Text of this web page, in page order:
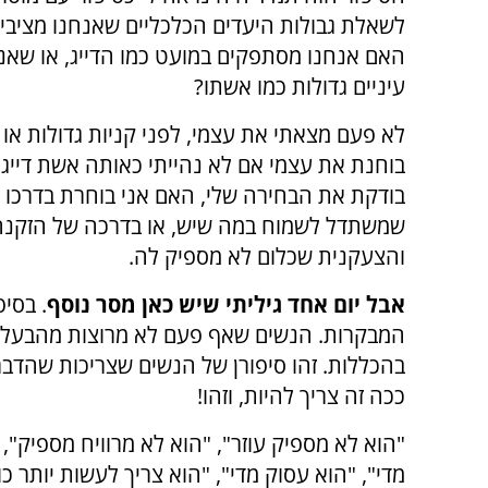
לשאלת גבולות היעדים הכלכליים שאנחנו
האם אנחנו מסתפקים במועט כמו הדייג, או
עיניים גדולות כמו אשתו?
לא פעם מצאתי את עצמי, לפני קניות גדולות
בוחנת את עצמי אם לא נהייתי כאותה אשת
בודקת את הבחירה שלי, האם אני בוחרת בדרכו
שמשתדל לשמוח במה שיש, או בדרכה של
והצעקנית שכלום לא מספיק לה.
אבל יום אחד גיליתי שיש כאן מסר נוסף.
המבקרות. הנשים שאף פעם לא מרוצות
בהכללות. זהו סיפורן של הנשים שצריכות
ככה זה צריך להיות, וזהו!
"הוא לא מספיק עוזר", "הוא לא מרוויח
מדי", "הוא עסוק מדי", "הוא צריך לעשות